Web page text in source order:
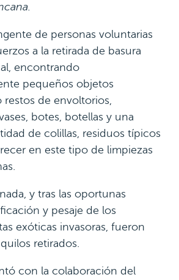
de personas voluntarias
a la retirada de basura
encontrando
pequeños objetos
restos de envoltorios,
botes, botellas y una
de colillas, residuos típicos
en este tipo de limpiezas
y tras las oportunas
y pesaje de los
exóticas invasoras, fueron
retirados.
con la colaboración del